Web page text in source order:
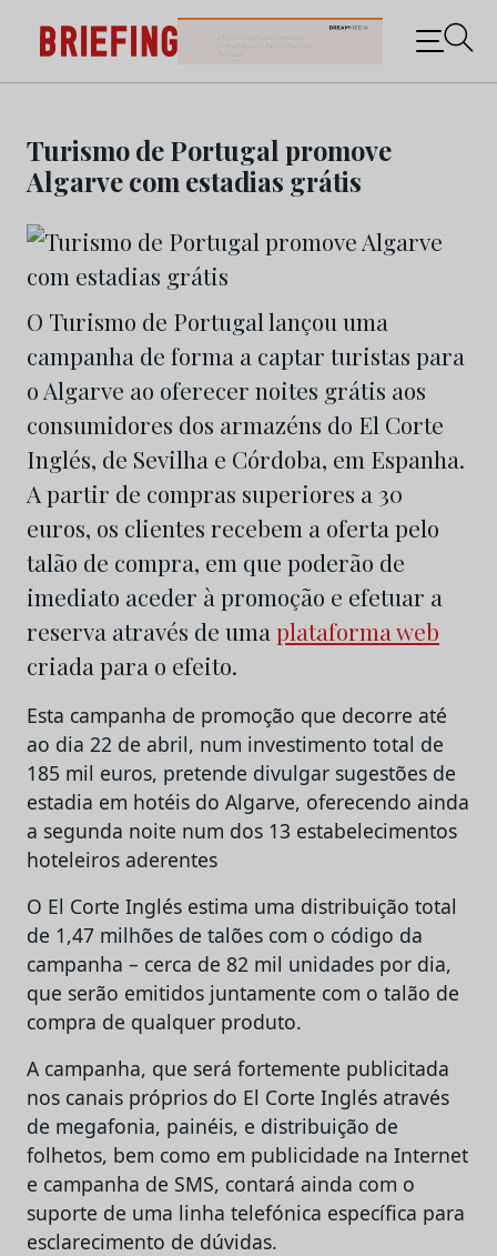
content
Briefing: Todas as notícias sobre os negócios do
Marketing e da Publicidade
Turismo de Portugal promove
Algarve com estadias grátis
O Turismo de Portugal lançou uma
campanha de forma a captar turistas para
o Algarve ao oferecer noites grátis aos
consumidores dos armazéns do El Corte
Inglés, de Sevilha e Córdoba, em Espanha.
A partir de compras superiores a 30
euros, os clientes recebem a oferta pelo
talão de compra, em que poderão de
imediato aceder à promoção e efetuar a
reserva através de uma plataforma web
criada para o efeito.
Esta campanha de promoção que decorre até
ao dia 22 de abril, num investimento total de
185 mil euros, pretende divulgar sugestões de
estadia em hotéis do Algarve, oferecendo ainda
a segunda noite num dos 13 estabelecimentos
hoteleiros aderentes
O El Corte Inglés estima uma distribuição total
de 1,47 milhões de talões com o código da
campanha – cerca de 82 mil unidades por dia,
que serão emitidos juntamente com o talão de
compra de qualquer produto.
A campanha, que será fortemente publicitada
nos canais próprios do El Corte Inglés através
de megafonia, painéis, e distribuição de
folhetos, bem como em publicidade na Internet
e campanha de SMS, contará ainda com o
suporte de uma linha telefónica específica para
esclarecimento de dúvidas.